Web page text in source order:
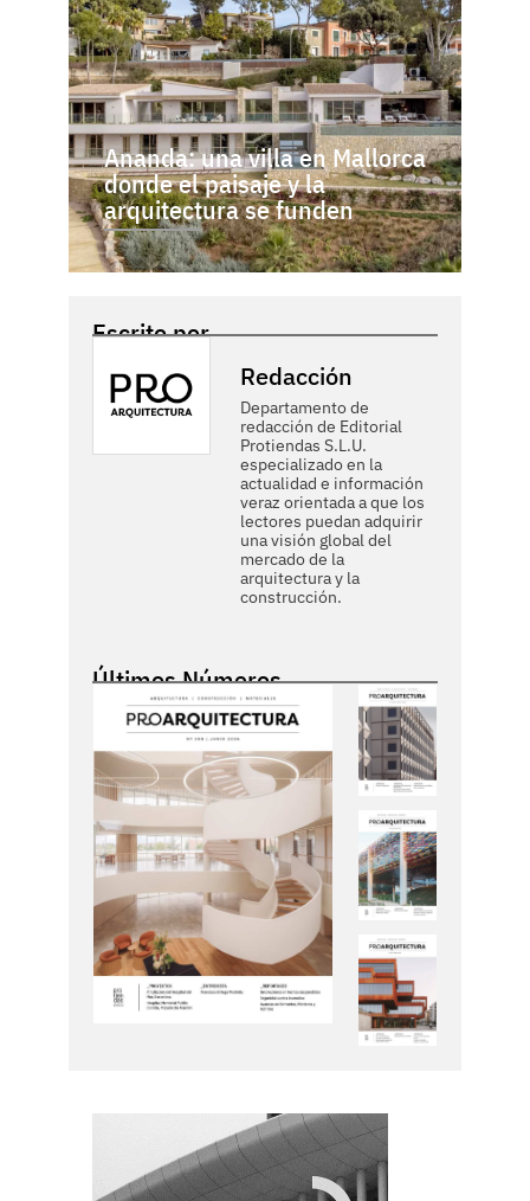
Ananda: una villa en Mallorca
donde el paisaje y la
arquitectura se funden
Escrito por
Redacción
Departamento de
redacción de Editorial
Protiendas S.L.U.
especializado en la
actualidad e información
veraz orientada a que los
lectores puedan adquirir
una visión global del
mercado de la
arquitectura y la
construcción.
Últimos Números